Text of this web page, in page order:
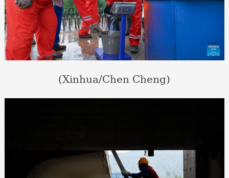
(Xinhua/Chen Cheng)